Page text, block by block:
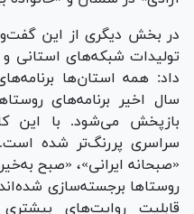
در بخش دیگری از این
تولیدات شبکه‌های استانی
داد: همه استان‌ها
بازپخش می‌شود. با این
سراسری پررنگ‌تر شده است.
«صبحانه ایرانی»، «صبح
روستا‌ها برجسته‌سازی
قابلیت روایت‌های